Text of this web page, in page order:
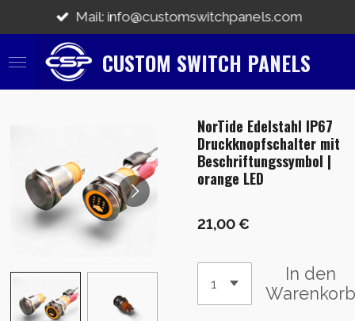
Hauptinhalt
springen
CUSTOM SWITCH PANELS
Mail: info@customswitchpanels.com
NorTide Edelstahl IP67
Druckknopfschalter mit
Beschriftungssymbol |
orange LED
21,00 €
In den